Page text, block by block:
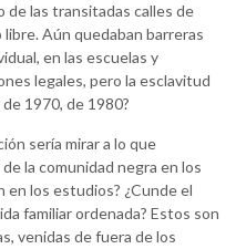
de las transitadas calles de
Aún quedaban barreras
en las escuelas y
legales, pero la esclavitud
1970, de 1980?
sería mirar a lo que
la comunidad negra en los
en los estudios? ¿Cunde el
familiar ordenada? Estos son
venidas de fuera de los